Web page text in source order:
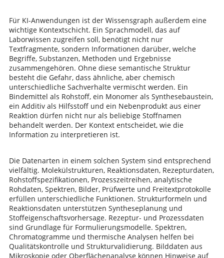
Für KI-Anwendungen ist der Wissensgraph außerdem eine
wichtige Kontextschicht. Ein Sprachmodell, das auf
Laborwissen zugreifen soll, benötigt nicht nur
Textfragmente, sondern Informationen darüber, welche
Begriffe, Substanzen, Methoden und Ergebnisse
zusammengehören. Ohne diese semantische Struktur
besteht die Gefahr, dass ähnliche, aber chemisch
unterschiedliche Sachverhalte vermischt werden. Ein
Bindemittel als Rohstoff, ein Monomer als Synthesebaustein,
ein Additiv als Hilfsstoff und ein Nebenprodukt aus einer
Reaktion dürfen nicht nur als beliebige Stoffnamen
behandelt werden. Der Kontext entscheidet, wie die
Information zu interpretieren ist.
Die Datenarten in einem solchen System sind entsprechend
vielfältig. Molekülstrukturen, Reaktionsdaten, Rezepturdaten,
Rohstoffspezifikationen, Prozesszeitreihen, analytische
Rohdaten, Spektren, Bilder, Prüfwerte und Freitextprotokolle
erfüllen unterschiedliche Funktionen. Strukturformeln und
Reaktionsdaten unterstützen Syntheseplanung und
Stoffeigenschaftsvorhersage. Rezeptur- und Prozessdaten
sind Grundlage für Formulierungsmodelle. Spektren,
Chromatogramme und thermische Analysen helfen bei
Qualitätskontrolle und Strukturvalidierung. Bilddaten aus
Mikroskopie oder Oberflächenanalyse können Hinweise auf